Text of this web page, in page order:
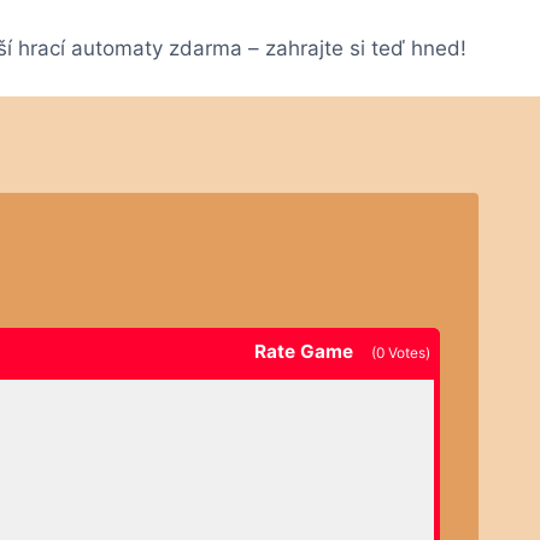
hrací automaty zdarma – zahrajte si teď hned!
Rate Game (0 Votes)